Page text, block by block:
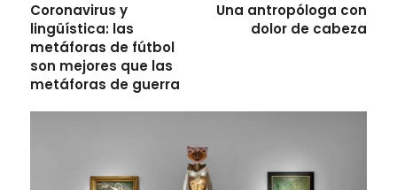
Coronavirus y
lingüística: las
metáforas de fútbol
son mejores que las
metáforas de guerra
Una antropóloga con
dolor de cabeza